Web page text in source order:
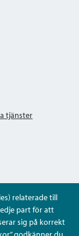
relaterade till
part för att
sig på korrekt
tjänster